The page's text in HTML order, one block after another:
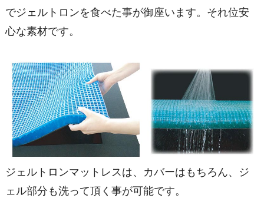
でジェルトロンを食べた事が御座います。それ位安
心な素材です。
ジェルトロンマットレスは、カバーはもちろん、ジ
ェル部分も洗って頂く事が可能です。